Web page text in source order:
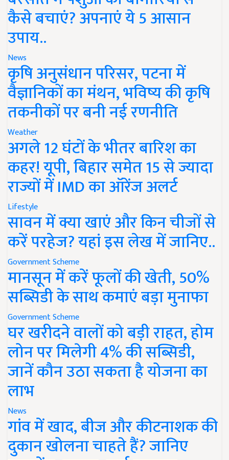
कैसे बचाएं? अपनाएं ये 5 आसान
उपाय..
News
कृषि अनुसंधान परिसर, पटना में
वैज्ञानिकों का मंथन, भविष्य की कृषि
तकनीकों पर बनी नई रणनीति
Weather
अगले 12 घंटों के भीतर बारिश का
कहर! यूपी, बिहार समेत 15 से ज्यादा
राज्यों में IMD का ऑरेंज अलर्ट
Lifestyle
सावन में क्या खाएं और किन चीजों से
करें परहेज? यहां इस लेख में जानिए..
Government Scheme
मानसून में करें फूलों की खेती, 50%
सब्सिडी के साथ कमाएं बड़ा मुनाफा
Government Scheme
घर खरीदने वालों को बड़ी राहत, होम
लोन पर मिलेगी 4% की सब्सिडी,
जानें कौन उठा सकता है योजना का
लाभ
News
गांव में खाद, बीज और कीटनाशक की
दुकान खोलना चाहते हैं? जानिए